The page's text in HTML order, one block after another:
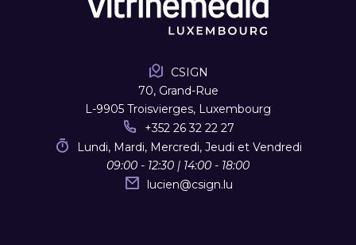
CSIGN
70, Grand-Rue
L-9905 Troisvierges, Luxembourg
+352 26 32 22 27
Lundi, Mardi, Mercredi, Jeudi et Vendredi
09:00 - 12:30 | 14:00 - 18:00
lucien@csign.lu